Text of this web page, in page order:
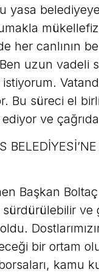
yasa
her canlının
uzun vadeli
Bu süreci el
ve
Başkan
ve
bir ortam
kamu